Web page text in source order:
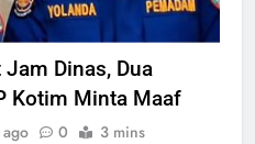
Dinas, Dua
Kotim Minta Maaf
0 3 mins